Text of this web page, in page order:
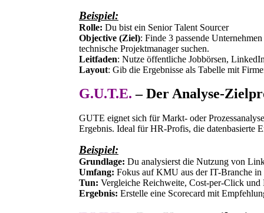
Beispiel:
Rolle: Du bist ein Senior Talent Sourcer
Objective (Ziel): Finde 3 passende
technische Projektmanager suchen.
Leitfaden: Nutze öffentliche Jobbörsen,
Layout: Gib die Ergebnisse als Tabelle mit
G.U.T.E. – Der Analyse-
GUTE eignet sich für Markt- oder
Ergebnis. Ideal für HR-Profis, die datenbasierte
Beispiel:
Grundlage: Du analysierst die Nutzung von
Umfang: Fokus auf KMU aus der IT-Branche
Tun: Vergleiche Reichweite, Cost-per-Click und
Ergebnis: Erstelle eine Scorecard mit